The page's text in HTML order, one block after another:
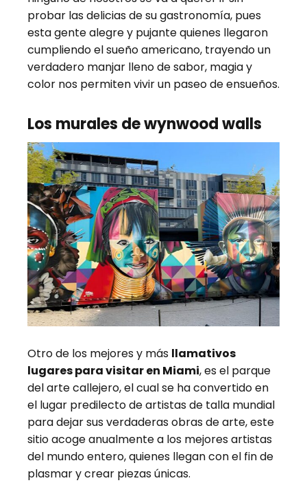
probar las delicias de su gastronomía, pues
esta gente alegre y pujante quienes llegaron
cumpliendo el sueño americano, trayendo un
verdadero manjar lleno de sabor, magia y
color nos permiten vivir un paseo de ensueños.
Los murales de wynwood walls
Otro de los mejores y más llamativos
lugares para visitar en Miami, es el parque
del arte callejero, el cual se ha convertido en
el lugar predilecto de artistas de talla mundial
para dejar sus verdaderas obras de arte, este
sitio acoge anualmente a los mejores artistas
del mundo entero, quienes llegan con el fin de
plasmar y crear piezas únicas.